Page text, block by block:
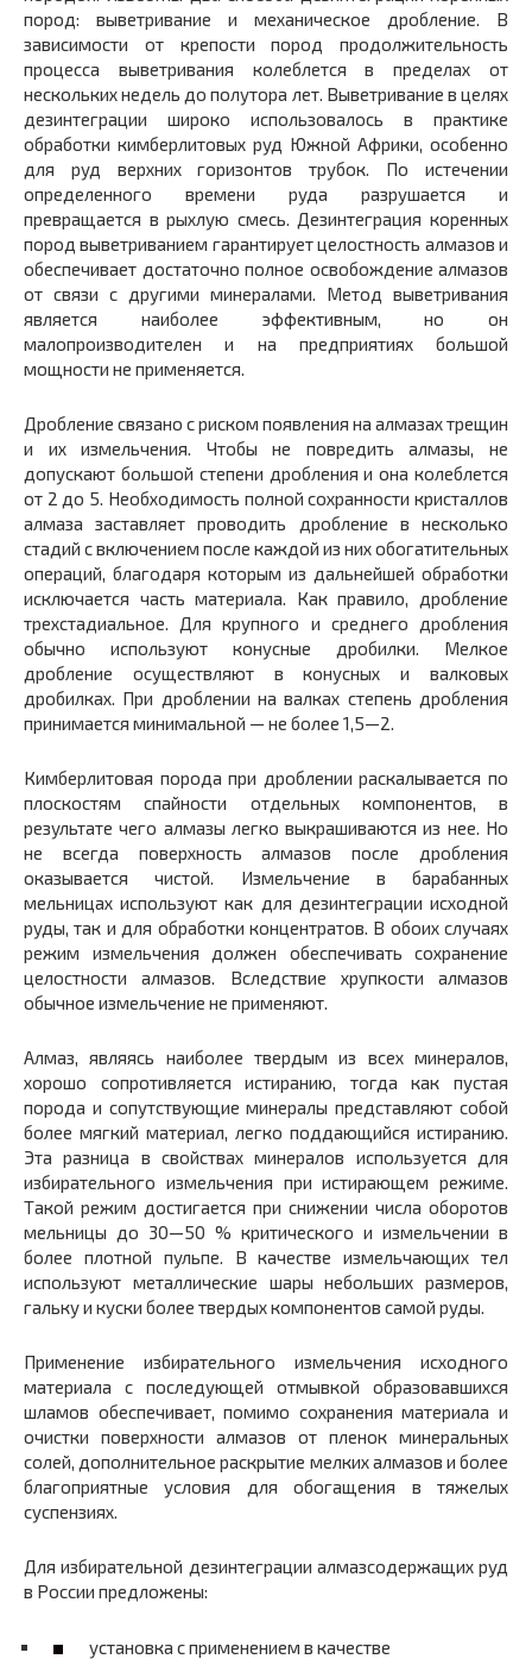
пород: выветривание и механическое дробление. В
зависимости от крепости пород продолжительность
процесса выветривания колеблется в пределах от
нескольких недель до полутора лет. Выветривание в целях
дезинтеграции широко использовалось в практике
обработки кимберлитовых руд Южной Африки, особенно
для руд верхних горизонтов трубок. По истечении
определенного времени руда разрушается и
превращается в рыхлую смесь. Дезинтеграция коренных
пород выветриванием гарантирует целостность алмазов и
обеспечивает достаточно полное освобождение алмазов
от связи с другими минералами. Метод выветривания
является наиболее эффективным, но он
малопроизводителен и на предприятиях большой
мощности не применяется.
Дробление связано с риском появления на алмазах трещин
и их измельчения. Чтобы не повредить алмазы, не
допускают большой степени дробления и она колеблется
от 2 до 5. Необходимость полной сохранности кристаллов
алмаза заставляет проводить дробление в несколько
стадий с включением после каждой из них обогатительных
операций, благодаря которым из дальнейшей обработки
исключается часть материала. Как правило, дробление
трехстадиальное. Для крупного и среднего дробления
обычно используют конусные дробилки. Мелкое
дробление осуществляют в конусных и валковых
дробилках. При дроблении на валках степень дробления
принимается минимальной — не более 1,5—2.
Кимберлитовая порода при дроблении раскалывается по
плоскостям спайности отдельных компонентов, в
результате чего алмазы легко выкрашиваются из нее. Но
не всегда поверхность алмазов после дробления
оказывается чистой. Измельчение в барабанных
мельницах используют как для дезинтеграции исходной
руды, так и для обработки концентратов. В обоих случаях
режим измельчения должен обеспечивать сохранение
целостности алмазов. Вследствие хрупкости алмазов
обычное измельчение не применяют.
Алмаз, являясь наиболее твердым из всех минералов,
хорошо сопротивляется истиранию, тогда как пустая
порода и сопутствующие минералы представляют собой
более мягкий материал, легко поддающийся истиранию.
Эта разница в свойствах минералов используется для
избирательного измельчения при истирающем режиме.
Такой режим достигается при снижении числа оборотов
мельницы до 30—50 % критического и измельчении в
более плотной пульпе. В качестве измельчающих тел
используют металлические шары небольших размеров,
гальку и куски более твердых компонентов самой руды.
Применение избирательного измельчения исходного
материала с последующей отмывкой образовавшихся
шламов обеспечивает, помимо сохранения материала и
очистки поверхности алмазов от пленок минеральных
солей, дополнительное раскрытие мелких алмазов и более
благоприятные условия для обогащения в тяжелых
суспензиях.
Для избирательной дезинтеграции алмазсодержащих руд
в России предложены:
установка с применением в качестве